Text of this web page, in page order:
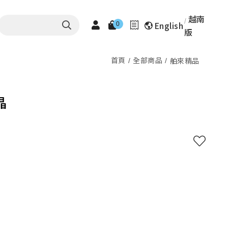
0 English
越南
版
首頁 全部商品 舶來精品